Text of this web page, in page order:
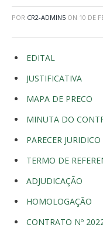
POR CR2-ADMIN5 ON 10 DE
EDITAL
JUSTIFICATIVA
MAPA DE PRECO
MINUTA DO
PARECER JURIDICO
TERMO DE
ADJUDICAÇÃO
HOMOLOGAÇÃO
CONTRATO Nº